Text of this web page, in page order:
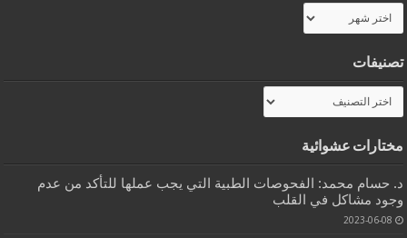
الأرشيف
تصنيفات
تصنيفات
مختارات عشوائية
د. حسام محمد: الفحوصات الطبية التي يجب عملها للتأكد من عدم
وجود مشاكل في القلب
2023-06-08